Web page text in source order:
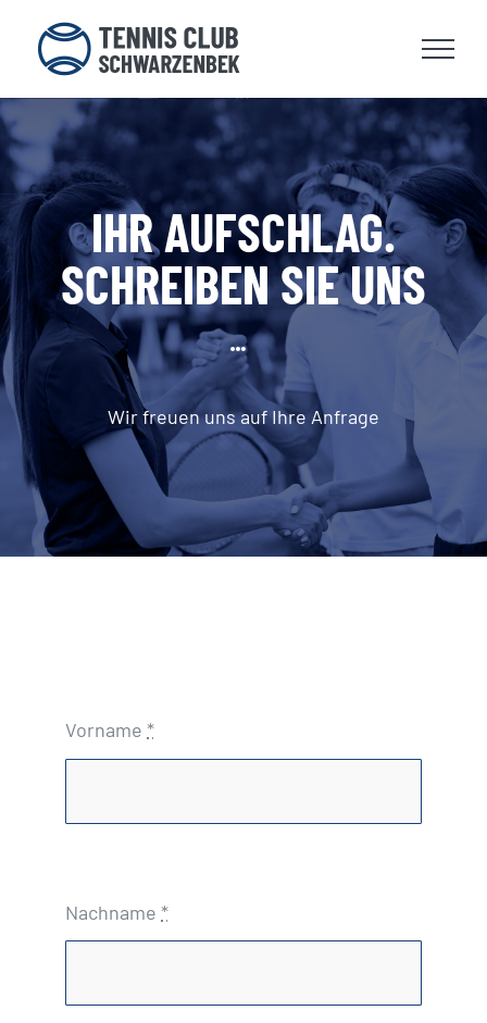
Inhalt
springen
IHR AUFSCHLAG.
SCHREIBEN SIE UNS
Wir freuen uns auf Ihre Anfrage
Vorname *
Nachname *